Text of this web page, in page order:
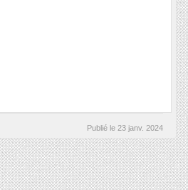
Publié le 23 janv. 2024